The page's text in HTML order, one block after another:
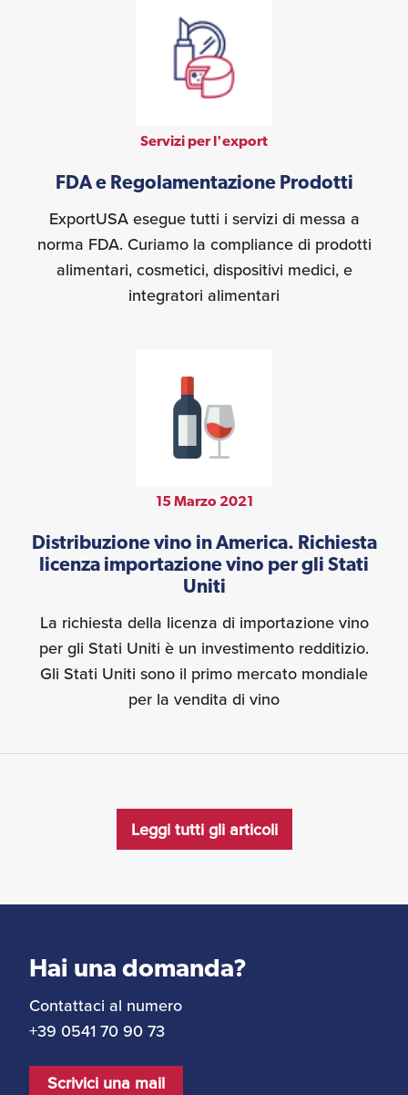
Servizi per l'export
FDA e Regolamentazione Prodotti
ExportUSA esegue tutti i servizi di messa a
norma FDA. Curiamo la compliance di prodotti
alimentari, cosmetici, dispositivi medici, e
integratori alimentari
15 Marzo 2021
Distribuzione vino in America. Richiesta
licenza importazione vino per gli Stati
Uniti
La richiesta della licenza di importazione vino
per gli Stati Uniti è un investimento redditizio.
Gli Stati Uniti sono il primo mercato mondiale
per la vendita di vino
Leggi tutti gli articoli
Hai una domanda?
Contattaci al numero
+39 0541 70 90 73
Scrivici una mail